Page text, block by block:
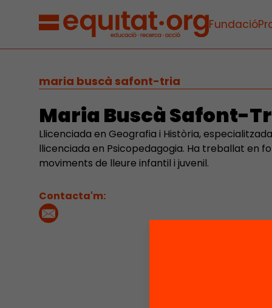
Fundació
maria buscà safont-tria
Maria Buscà Safont-
Llicenciada en Geografia i Història,
llicenciada en Psicopedagogia. Ha treballat en
moviments de lleure infantil i juvenil.
Contacta'm: